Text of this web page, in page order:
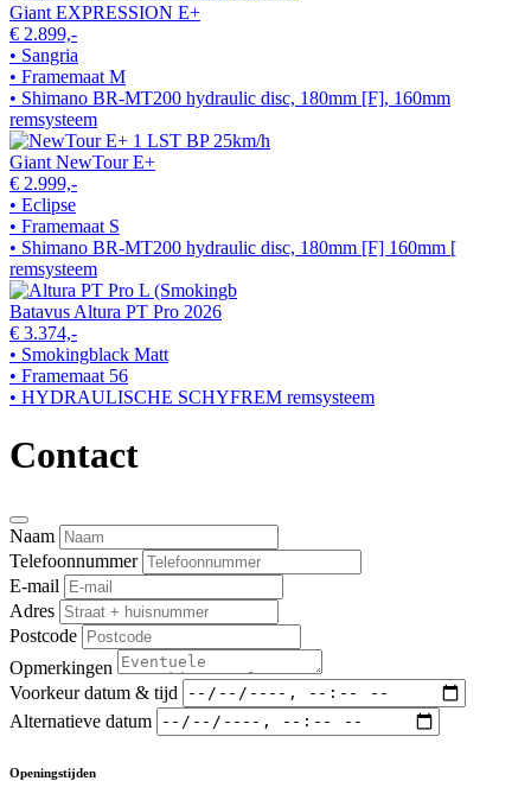
Giant EXPRESSION E+
€ 2.899,-
• Sangria
• Framemaat M
• Shimano BR-MT200 hydraulic disc, 180mm [F], 160mm
remsysteem
Giant NewTour E+
€ 2.999,-
• Eclipse
• Framemaat S
• Shimano BR-MT200 hydraulic disc, 180mm [F] 160mm [
remsysteem
Batavus Altura PT Pro 2026
€ 3.374,-
• Smokingblack Matt
• Framemaat 56
• HYDRAULISCHE SCHYFREM remsysteem
Contact
Naam
Telefoonnummer
E-mail
Adres
Postcode
Opmerkingen
Voorkeur datum & tijd
Alternatieve datum
Openingstijden